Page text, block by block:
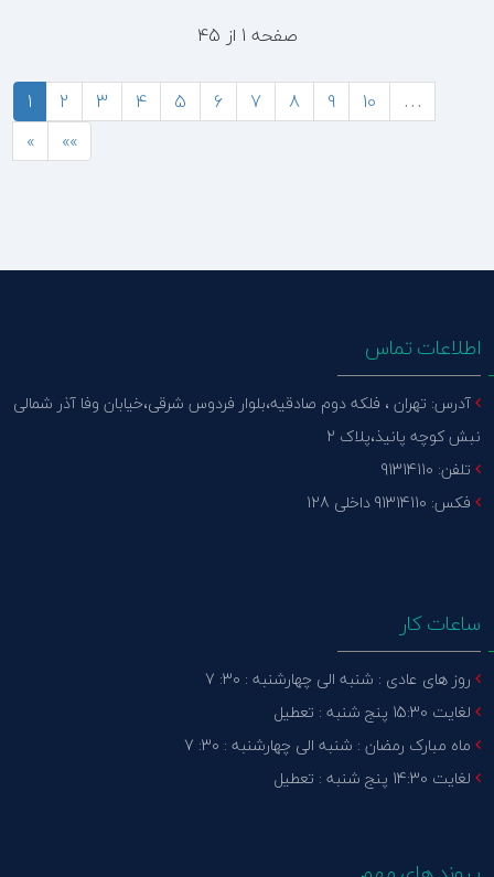
صفحه 1 از 45
1 2 3 4 5 6 7 8 9 10
…
»
»»
اطلاعات تماس
آدرس: تهران ، فلکه دوم صادقیه،بلوار فردوس شرقی،خیابان وفا آذر شمالی
نبش کوچه پانیذ،پلاک 2
تلفن: 91314110
فکس: 91314110 داخلی 128
ساعات کار
روز های عادی : شنبه الی چهارشنبه : 30: 7
لغایت 15:30 پنج شنبه : تعطیل
ماه مبارک رمضان : شنبه الی چهارشنبه : 30: 7
لغایت 14:30 پنج شنبه : تعطیل